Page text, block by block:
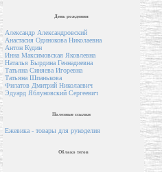
День рождения
Александр Александровский
Анастасия Одинокова Николаевна
Антон Кудин
Инна Максимовская Яковлевна
Наталья Бырдина Геннадиевна
Татьяна Синяева Игоревна
Татьяна Шпанькова
Филатов Дмитрий Николаевич
Эдуард Яблуновский Сергеевич
Полезные ссылки
Ежевика - товары для рукоделия
Облако тегов